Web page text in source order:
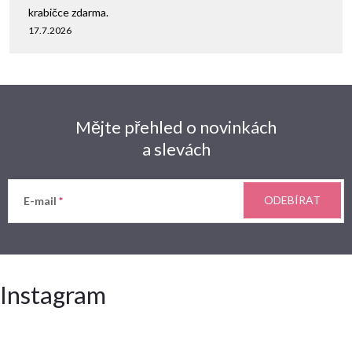
17.7.2026
krabičce zdarma.
Mějte přehled o novinkách
a slevách
E-mail ODEBÍRAT
Instagram